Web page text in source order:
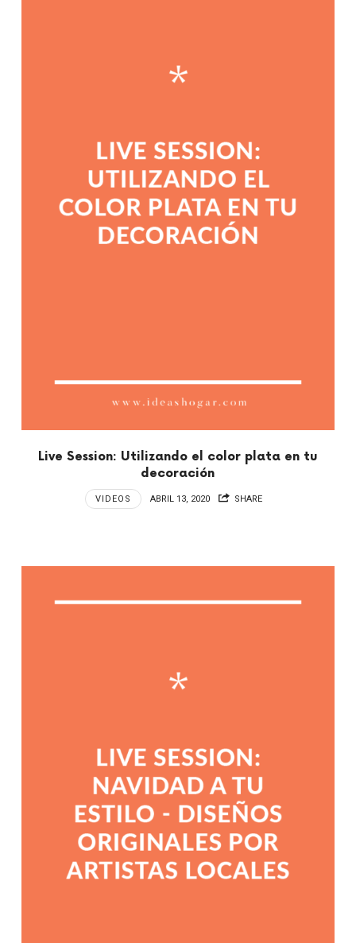
Live Session: Utilizando el color plata en tu
decoración
VIDEOS ABRIL 13, 2020 SHARE